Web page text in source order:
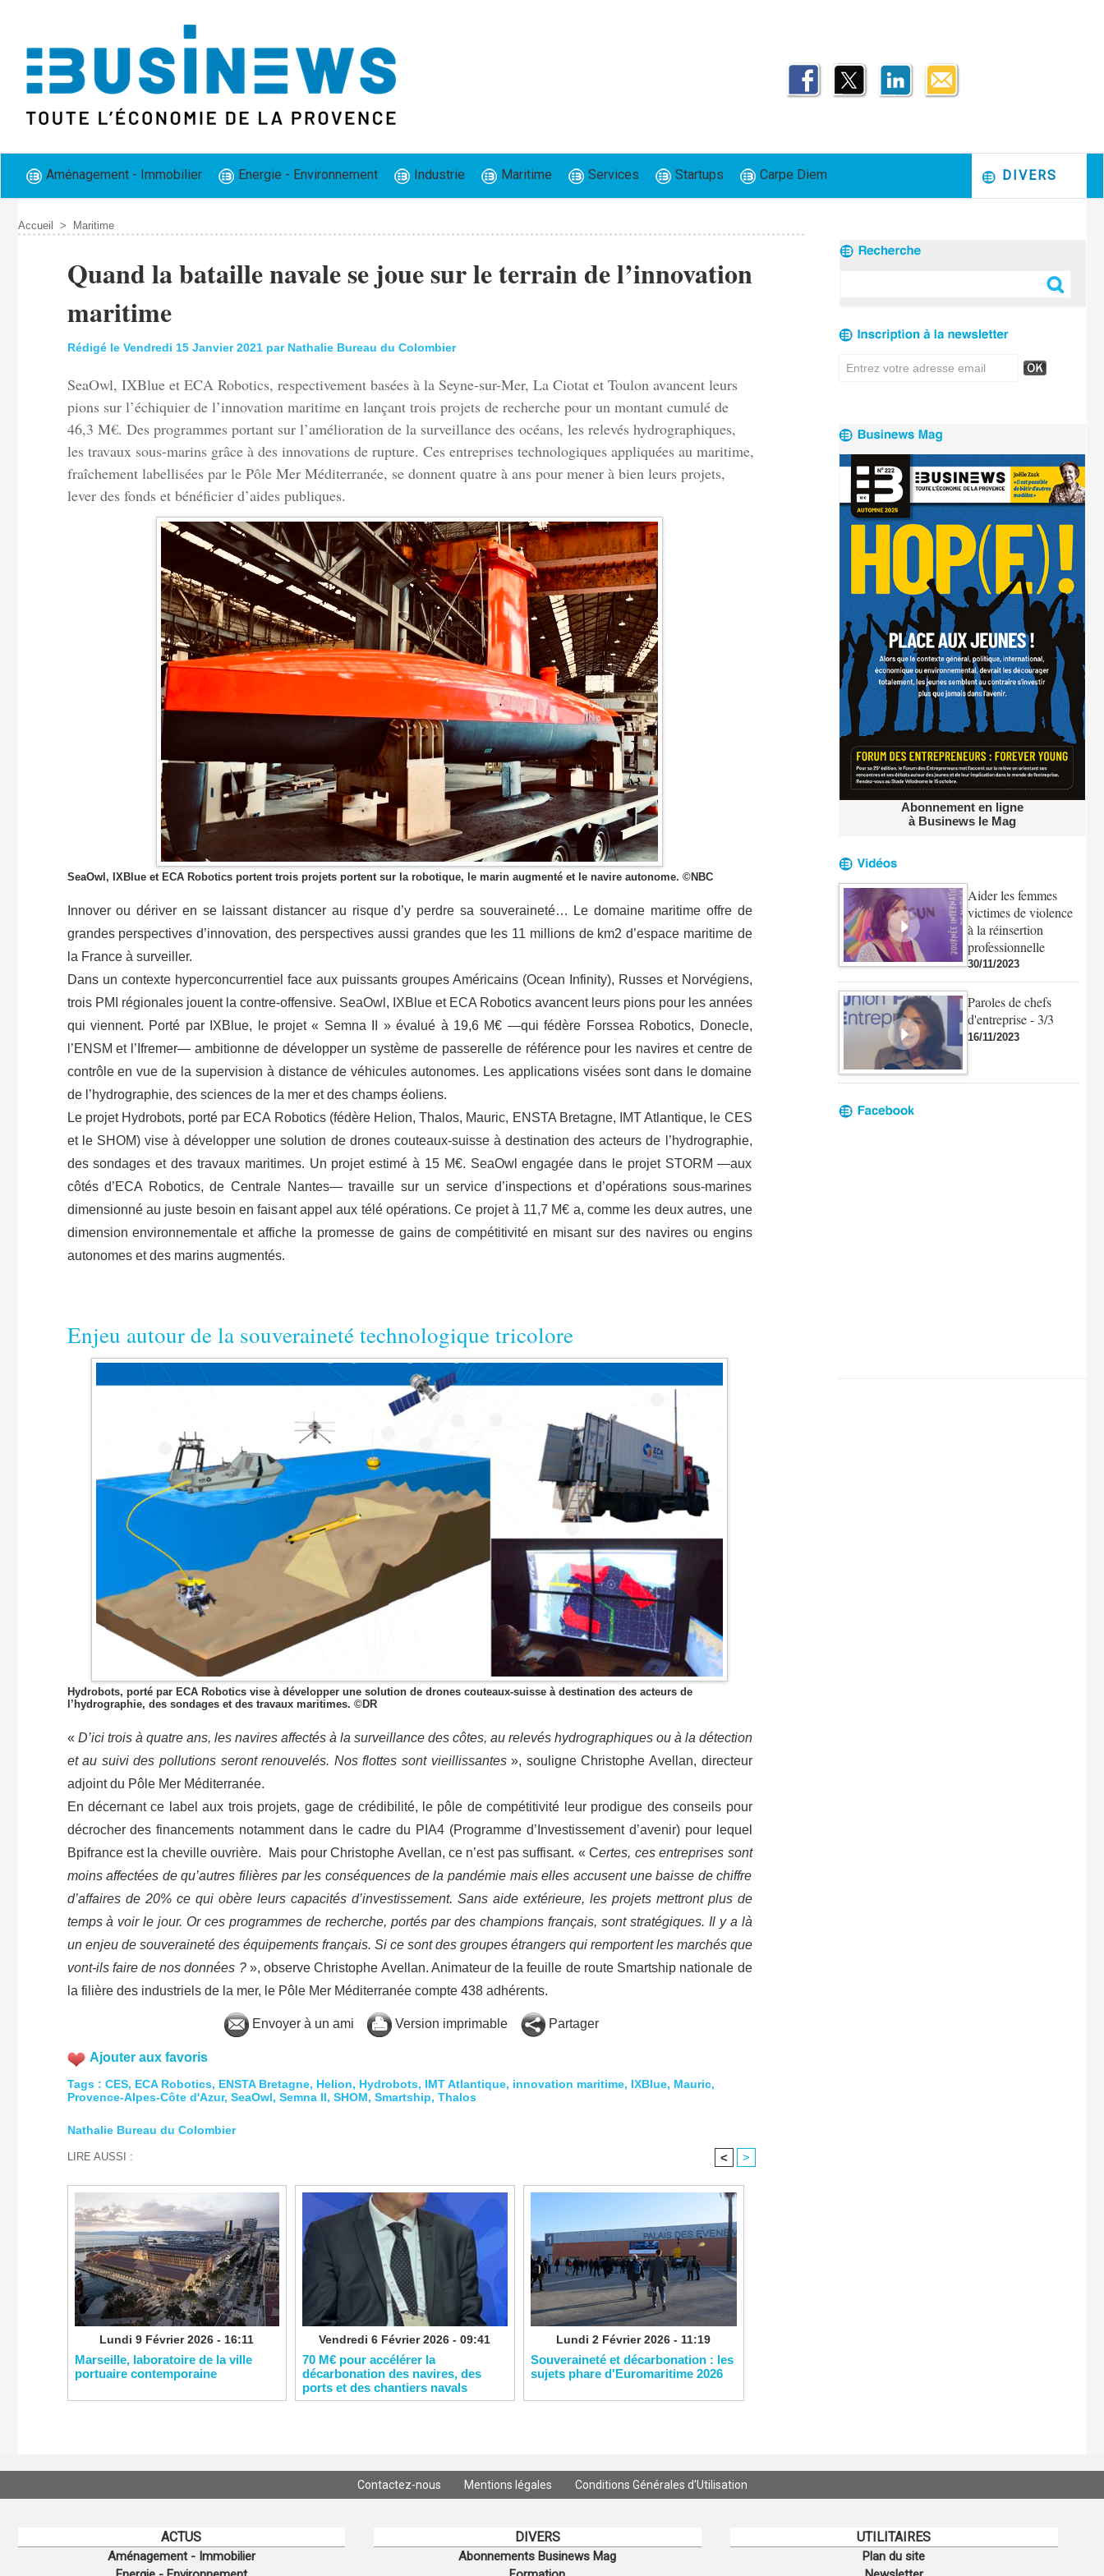
Aménagement - Immobilier Energie - Environnement Industrie Maritime Services Startups Carpe Diem DIVERS
Accueil > Maritime
​Quand la bataille navale se joue sur le terrain de l’innovation
maritime
Rédigé le Vendredi 15 Janvier 2021 par Nathalie Bureau du Colombier
SeaOwl, IXBlue et ECA Robotics, respectivement basées à la Seyne-sur-Mer, La Ciotat et Toulon avancent leurs
pions sur l’échiquier de l’innovation maritime en lançant trois projets de recherche pour un montant cumulé de
46,3 M€. Des programmes portant sur l’amélioration de la surveillance des océans, les relevés hydrographiques,
les travaux sous-marins grâce à des innovations de rupture. Ces entreprises technologiques appliquées au maritime,
fraîchement labellisées par le Pôle Mer Méditerranée, se donnent quatre à ans pour mener à bien leurs projets,
lever des fonds et bénéficier d’aides publiques.
SeaOwl, IXBlue et ECA Robotics portent trois projets portent sur la robotique, le marin augmenté et le navire autonome. ©NBC
Innover ou dériver en se laissant distancer au risque d’y perdre sa souveraineté… Le domaine maritime offre de
grandes perspectives d’innovation, des perspectives aussi grandes que les 11 millions de km2 d’espace maritime de
la France à surveiller.
Dans un contexte hyperconcurrentiel face aux puissants groupes Américains (Ocean Infinity), Russes et Norvégiens,
trois PMI régionales jouent la contre-offensive. SeaOwl, IXBlue et ECA Robotics avancent leurs pions pour les années
qui viennent. Porté par IXBlue, le projet « Semna II » évalué à 19,6 M€ —qui fédère Forssea Robotics, Donecle,
l’ENSM et l’Ifremer— ambitionne de développer un système de passerelle de référence pour les navires et centre de
contrôle en vue de la supervision à distance de véhicules autonomes. Les applications visées sont dans le domaine
de l’hydrographie, des sciences de la mer et des champs éoliens.
Le projet Hydrobots, porté par ECA Robotics (fédère Helion, Thalos, Mauric, ENSTA Bretagne, IMT Atlantique, le CES
et le SHOM) vise à développer une solution de drones couteaux-suisse à destination des acteurs de l’hydrographie,
des sondages et des travaux maritimes. Un projet estimé à 15 M€. SeaOwl engagée dans le projet STORM —aux
côtés d’ECA Robotics, de Centrale Nantes— travaille sur un service d’inspections et d’opérations sous-marines
dimensionné au juste besoin en faisant appel aux télé opérations. Ce projet à 11,7 M€ a, comme les deux autres, une
dimension environnementale et affiche la promesse de gains de compétitivité en misant sur des navires ou engins
autonomes et des marins augmentés.
​Enjeu autour de la souveraineté technologique tricolore
Hydrobots, porté par ECA Robotics vise à développer une solution de drones couteaux-suisse à destination des acteurs de
l’hydrographie, des sondages et des travaux maritimes. ©DR
« D’ici trois à quatre ans, les navires affectés à la surveillance des côtes, au relevés hydrographiques ou à la détection
et au suivi des pollutions seront renouvelés. Nos flottes sont vieillissantes», souligne Christophe Avellan, directeur
adjoint du Pôle Mer Méditerranée.
En décernant ce label aux trois projets, gage de crédibilité, le pôle de compétitivité leur prodigue des conseils pour
décrocher des financements notamment dans le cadre du PIA4 (Programme d’Investissement d’avenir) pour lequel
Bpifrance est la cheville ouvrière. Mais pour Christophe Avellan, ce n’est pas suffisant. « Certes, ces entreprises sont
moins affectées de qu’autres filières par les conséquences de la pandémie mais elles accusent une baisse de chiffre
d’affaires de 20% ce qui obère leurs capacités d’investissement. Sans aide extérieure, les projets mettront plus de
temps à voir le jour. Or ces programmes de recherche, portés par des champions français, sont stratégiques. Il y a là
un enjeu de souveraineté des équipements français. Si ce sont des groupes étrangers qui remportent les marchés que
vont-ils faire de nos données ? », observe Christophe Avellan. Animateur de la feuille de route Smartship nationale de
la filière des industriels de la mer, le Pôle Mer Méditerranée compte 438 adhérents.
Envoyer à un ami Version imprimable Partager
Ajouter aux favoris
Tags: CES, ECA Robotics, ENSTA Bretagne, Helion, Hydrobots, IMT Atlantique, innovation maritime, IXBlue, Mauric,
Provence-Alpes-Côte d'Azur, SeaOwl, Semna II, SHOM, Smartship, Thalos
Nathalie Bureau du Colombier
LIRE AUSSI : < >
Lundi 9 Février 2026 - 16:11
​Marseille, laboratoire de la ville
portuaire contemporaine
Vendredi 6 Février 2026 - 09:41
​70 M€ pour accélérer la
décarbonation des navires, des
ports et des chantiers navals
Lundi 2 Février 2026 - 11:19
Souveraineté et décarbonation : les
sujets phare d'Euromaritime 2026
Abonnement en ligne
à Businews le Mag
Aider les femmes
victimes de violence
à la réinsertion
professionnelle
30/11/2023
Paroles de chefs
d'entreprise - 3/3
16/11/2023
Contactez-nous Mentions légales Conditions Générales d'Utilisation
ACTUS
Aménagement - Immobilier
DIVERS
Abonnements Businews Mag
UTILITAIRES
Plan du site